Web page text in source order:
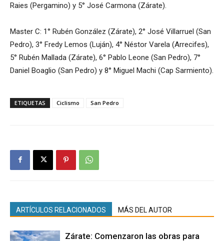
Raies (Pergamino) y 5° José Carmona (Zárate).
Master C: 1° Rubén González (Zárate), 2° José Villarruel (San
Pedro), 3° Fredy Lemos (Luján), 4° Néstor Varela (Arrecifes),
5° Rubén Mallada (Zárate), 6° Pablo Leone (San Pedro), 7°
Daniel Boaglio (San Pedro) y 8° Miguel Machi (Cap Sarmiento).
ETIQUETAS Ciclismo San Pedro
ARTÍCULOS RELACIONADOS MÁS DEL AUTOR
Zárate: Comenzaron las obras para